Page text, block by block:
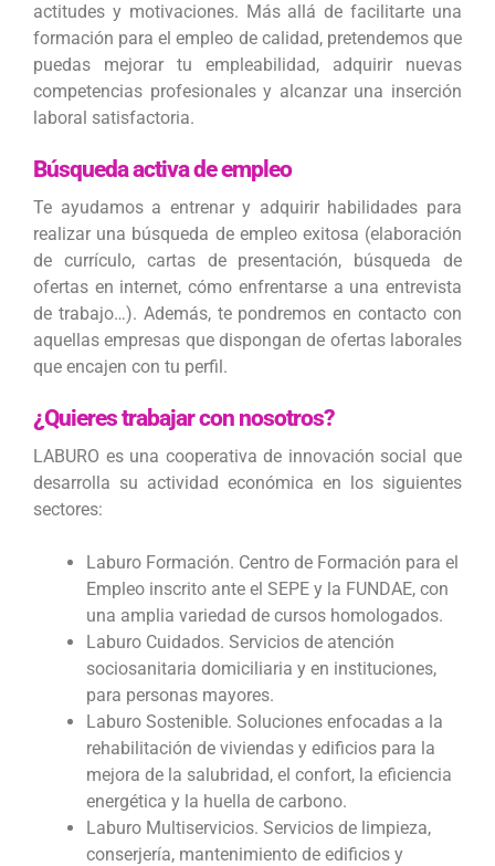
actitudes y motivaciones. Más allá de facilitarte una
formación para el empleo de calidad, pretendemos que
puedas mejorar tu empleabilidad, adquirir nuevas
competencias profesionales y alcanzar una inserción
laboral satisfactoria.
Búsqueda activa de empleo
Te ayudamos a entrenar y adquirir habilidades para
realizar una búsqueda de empleo exitosa (elaboración
de currículo, cartas de presentación, búsqueda de
ofertas en internet, cómo enfrentarse a una entrevista
de trabajo…). Además, te pondremos en contacto con
aquellas empresas que dispongan de ofertas laborales
que encajen con tu perfil.
¿Quieres trabajar con nosotros?
LABURO es una cooperativa de innovación social que
desarrolla su actividad económica en los siguientes
sectores:
Laburo Formación. Centro de Formación para el
Empleo inscrito ante el SEPE y la FUNDAE, con
una amplia variedad de cursos homologados.
Laburo Cuidados. Servicios de atención
sociosanitaria domiciliaria y en instituciones,
para personas mayores.
Laburo Sostenible. Soluciones enfocadas a la
rehabilitación de viviendas y edificios para la
mejora de la salubridad, el confort, la eficiencia
energética y la huella de carbono.
Laburo Multiservicios. Servicios de limpieza,
conserjería, mantenimiento de edificios y